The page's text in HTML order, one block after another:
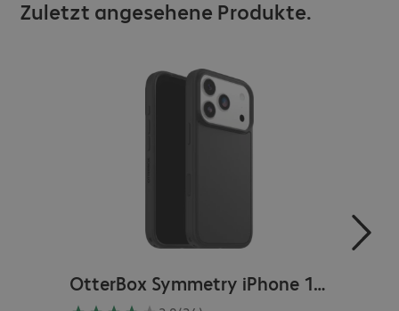
Zuletzt angesehene Produkte.
OtterBox Symmetry iPhone 17 Pro Case